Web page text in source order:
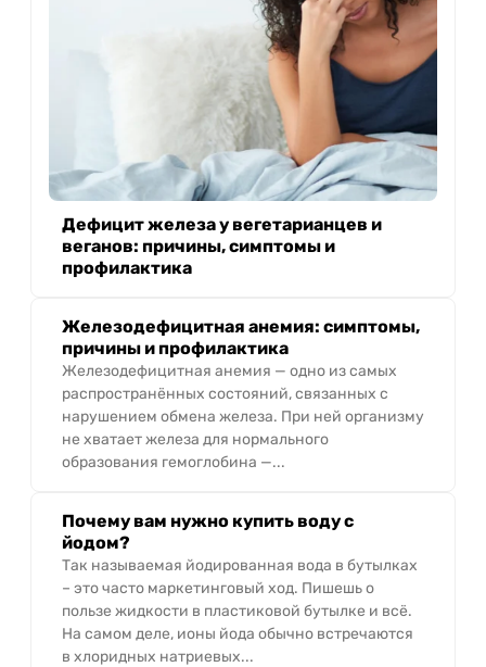
Дефицит железа у вегетарианцев и
веганов: причины, симптомы и
профилактика
Железодефицитная анемия: симптомы,
причины и профилактика
Железодефицитная анемия — одно из самых
распространённых состояний, связанных с
нарушением обмена железа. При ней организму
не хватает железа для нормального
образования гемоглобина —...
Почему вам нужно купить воду с
йодом?
Так называемая йодированная вода в бутылках
– это часто маркетинговый ход. Пишешь о
пользе жидкости в пластиковой бутылке и всё.
На самом деле, ионы йода обычно встречаются
в хлоридных натриевых...